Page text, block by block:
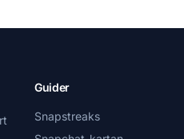
Guider
Snapstreaks